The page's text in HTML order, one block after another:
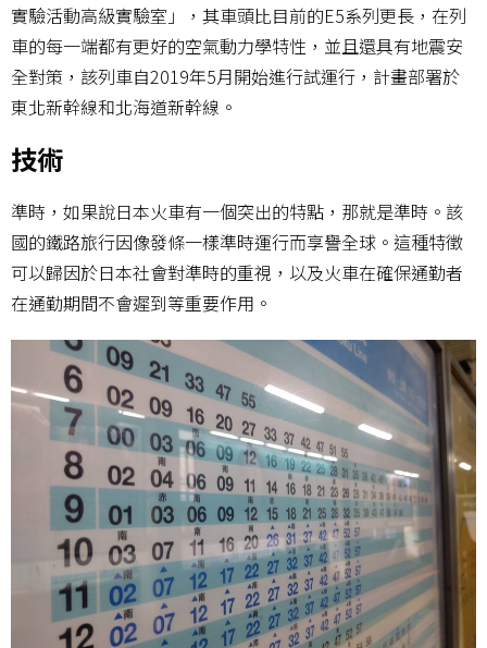
實驗活動高級實驗室」，其車頭比目前的E5系列更長，在列
車的每一端都有更好的空氣動力學特性，並且還具有地震安
全對策，該列車自2019年5月開始進行試運行，計畫部署於
東北新幹線和北海道新幹線。
技術
準時，如果說日本火車有一個突出的特點，那就是準時。該
國的鐵路旅行因像發條一樣準時運行而享譽全球。這種特徵
可以歸因於日本社會對準時的重視，以及火車在確保通勤者
在通勤期間不會遲到等重要作用。